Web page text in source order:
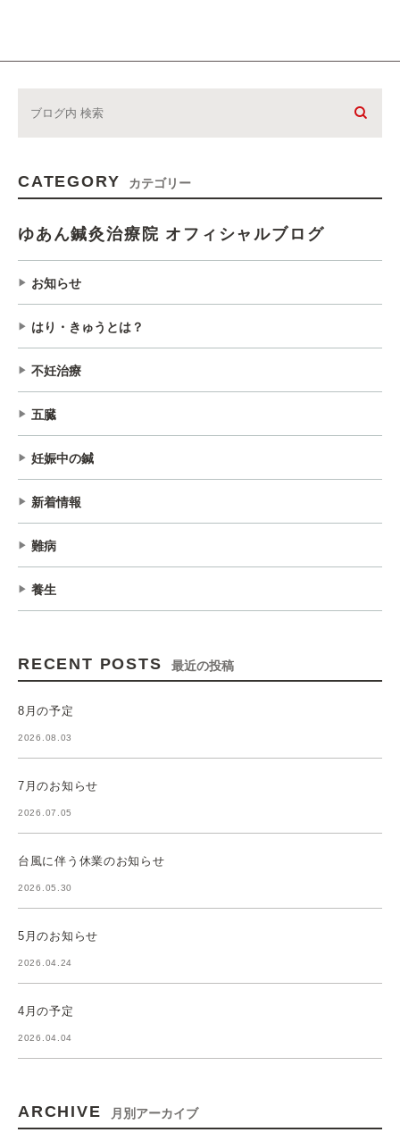
CATEGORY カテゴリー
ゆあん鍼灸治療院 オフィシャルブログ
お知らせ
はり・きゅうとは？
不妊治療
五臓
妊娠中の鍼
新着情報
難病
養生
RECENT POSTS 最近の投稿
8月の予定
2026.08.03
7月のお知らせ
2026.07.05
台風に伴う休業のお知らせ
2026.05.30
5月のお知らせ
2026.04.24
4月の予定
2026.04.04
ARCHIVE 月別アーカイブ